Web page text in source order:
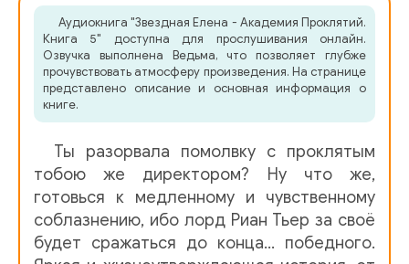
06_Akademija prokljatij_5
07_Akademija prokljatij_5
08_Akademija prokljatij_5
10_Akademija prokljatij_5
11_Akademija prokljatij_5
12_Akademija prokljatij_5
Аудиокнига "Звездная Елена - Академия Проклятий.
Книга 5" доступна для прослушивания онлайн.
Озвучка выполнена Ведьма, что позволяет глубже
прочувствовать атмосферу произведения. На странице
представлено описание и основная информация о
книге.
Ты разорвала помолвку с проклятым
тобою же директором? Ну что же,
готовься к медленному и чувственному
соблазнению, ибо лорд Риан Тьер за своё
будет сражаться до конца… победного.